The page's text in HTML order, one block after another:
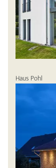
Haus Pohl